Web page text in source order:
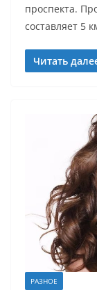
проспекта.
составляет 5
Читать
РАЗНОЕ